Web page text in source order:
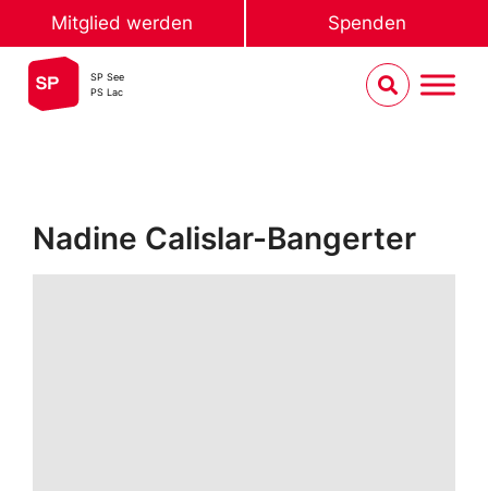
Mitglied werden Spenden
SP See
PS Lac
Nadine Calislar-Bangerter